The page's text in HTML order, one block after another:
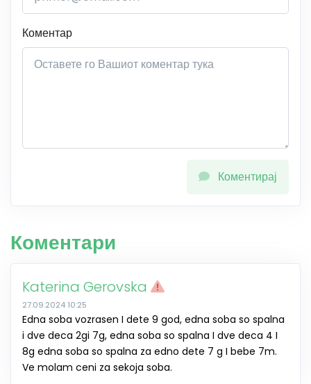
Коментар
Коментирај
Коментари
Katerina Gerovska
27.09.2024 10:25
Edna soba vozrasen I dete 9 god, edna soba so spalna
i dve deca 2gi 7g, edna soba so spalna I dve deca 4 I
8g edna soba so spalna za edno dete 7 g I bebe 7m.
Ve molam ceni za sekoja soba.